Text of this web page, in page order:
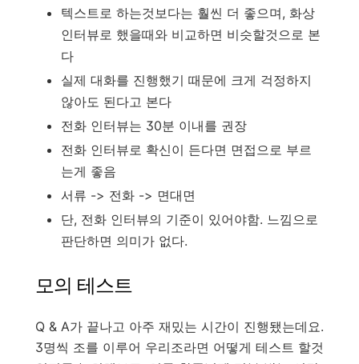
텍스트로 하는것보다는 훨씬 더 좋으며, 화상
인터뷰로 했을때와 비교하면 비슷할것으로 본
다
실제 대화를 진행했기 때문에 크게 걱정하지
않아도 된다고 본다
전화 인터뷰는 30분 이내를 권장
전화 인터뷰로 확신이 든다면 면접으로 부르
는게 좋음
서류 -> 전화 -> 면대면
단, 전화 인터뷰의 기준이 있어야함. 느낌으로
판단하면 의미가 없다.
모의 테스트
Q & A가 끝나고 아주 재밌는 시간이 진행됐는데요.
3명씩 조를 이루어 우리조라면 어떻게 테스트 할것